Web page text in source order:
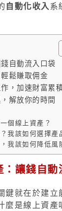
自動化收入系
自動流入口袋
鬆賺取佣金
，加速財富累
解放你的時間
個線上資產？
我該如何選擇產
我該如何降低風
讓錢自動
鍵就在於建
麼是線上資產